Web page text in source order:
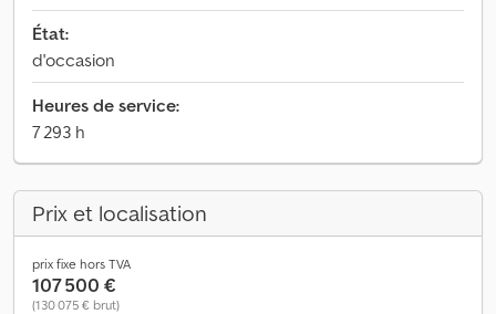
État:
d'occasion
Heures de service:
7 293 h
Prix et localisation
prix fixe hors TVA
107 500 €
(130 075 € brut)